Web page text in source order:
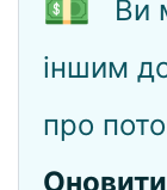
💵
Ви
іншим
про